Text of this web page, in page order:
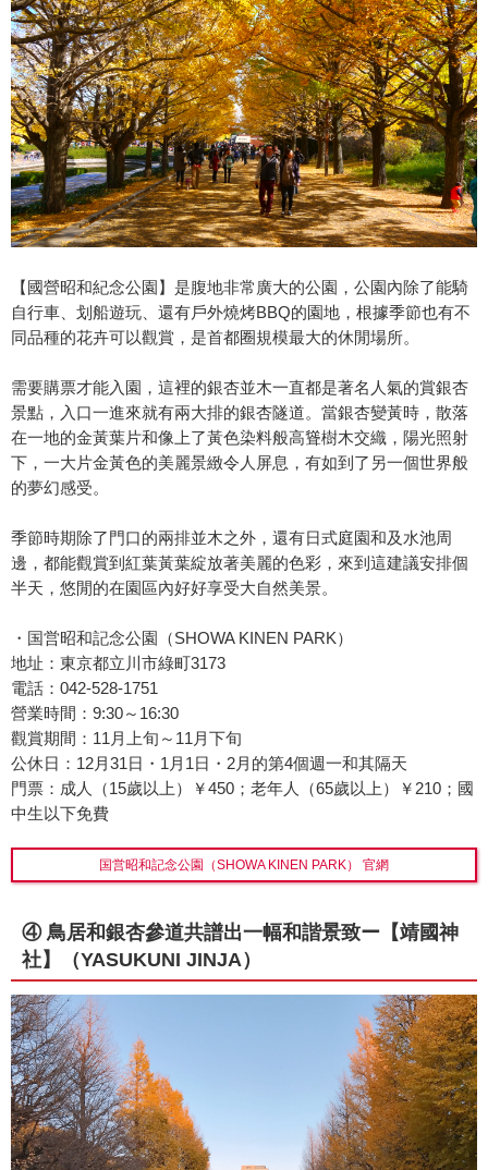
【國營昭和紀念公園】是腹地非常廣大的公園，公園內除了能騎
自行車、划船遊玩、還有戶外燒烤BBQ的園地，根據季節也有不
同品種的花卉可以觀賞，是首都圈規模最大的休閒場所。
需要購票才能入園，這裡的銀杏並木一直都是著名人氣的賞銀杏
景點，入口一進來就有兩大排的銀杏隧道。當銀杏變黃時，散落
在一地的金黃葉片和像上了黃色染料般高聳樹木交織，陽光照射
下，一大片金黃色的美麗景緻令人屏息，有如到了另一個世界般
的夢幻感受。
季節時期除了門口的兩排並木之外，還有日式庭園和及水池周
邊，都能觀賞到紅葉黃葉綻放著美麗的色彩，來到這建議安排個
半天，悠閒的在園區內好好享受大自然美景。
・国営昭和記念公園（SHOWA KINEN PARK）
地址：東京都立川市綠町3173
電話：042-528-1751
營業時間：9:30～16:30
觀賞期間：11月上旬～11月下旬
公休日：12月31日・1月1日・2月的第4個週一和其隔天
門票：成人（15歲以上）￥450；老年人（65歲以上）￥210；國
中生以下免費
国営昭和記念公園（SHOWA KINEN PARK） 官網
④ 鳥居和銀杏參道共譜出一幅和諧景致ー【靖國神
社】（YASUKUNI JINJA）